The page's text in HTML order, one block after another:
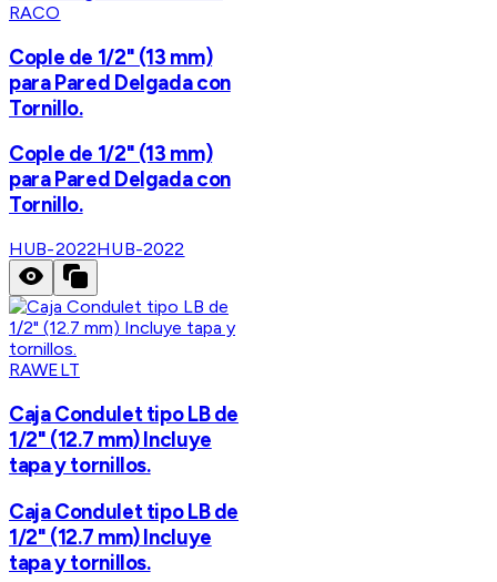
RACO
Cople de 1/2" (13 mm)
para Pared Delgada con
Tornillo.
Cople de 1/2" (13 mm)
para Pared Delgada con
Tornillo.
HUB-2022HUB-2022
RAWELT
Caja Condulet tipo LB de
1/2" (12.7 mm) Incluye
tapa y tornillos.
Caja Condulet tipo LB de
1/2" (12.7 mm) Incluye
tapa y tornillos.